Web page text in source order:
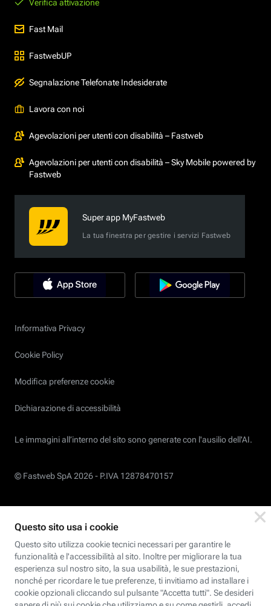
Verifica attivazione
Fast Mail
FastwebUP
Segnalazione Telefonate Indesiderate
Lavora con noi
Agevolazioni per utenti con disabilità – Fastweb
Agevolazioni per utenti con disabilità – Sky Mobile powered by
Fastweb
Super app MyFastweb
La tua finestra per gestire i servizi Fastweb
Informativa Privacy
Cookie Policy
Modifica preferenze cookie
Dichiarazione di accessibilità
Le immagini all’interno del sito sono generate con l'ausilio dell'AI.
© Fastweb SpA 2026 - P.IVA 12878470157